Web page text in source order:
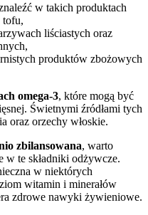
w takich produktach
tofu,
liściastych oraz
produktów zbożowych
omega-3, które mogą być
Świetnymi źródłami tych
oraz orzechy włoskie.
zbilansowana, warto
w te składniki odżywcze.
w niektórych
witamin i minerałów
zdrowe nawyki żywieniowe.